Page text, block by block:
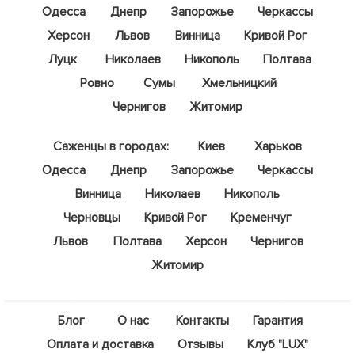
Одесса
Днепр Запорожье
Черкассы
Херсон
Львов Винница
Кривой Рог
Луцк
Николаев Никополь
Полтава
Ровно
Сумы
Хмельницкий
Чернигов
Житомир
Саженцы в городах: Киев
Харьков
Одесса
Днепр Запорожье
Черкассы
Винница
Николаев
Никополь
Черновцы
Кривой Рог
Кременчуг
Львов
Полтава Херсон
Чернигов
Житомир
Блог О нас Контакты
Гарантия
Оплата и доставка
Отзывы
Клуб "LUX"